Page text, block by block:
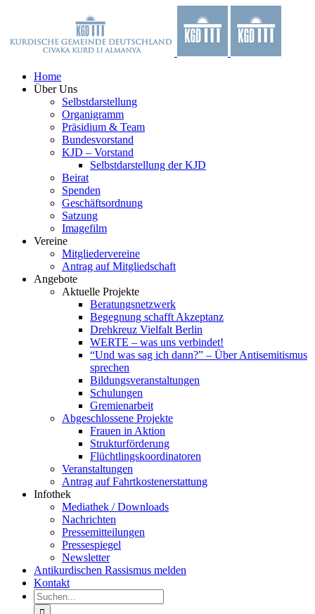
springen
Home
Über Uns
Selbstdarstellung
Organigramm
Präsidium & Team
Bundesvorstand
KJD – Vorstand
Selbstdarstellung der KJD
Beirat
Spenden
Geschäftsordnung
Satzung
Imagefilm
Vereine
Mitgliedervereine
Antrag auf Mitgliedschaft
Angebote
Aktuelle Projekte
Beratungsnetzwerk
Begegnung schafft Akzeptanz
Drehkreuz Vielfalt Berlin
WERTE – was uns verbindet!
“Und was sag ich dann?” – Über Antisemitismus
sprechen
Bildungsveranstaltungen
Schulungen
Gremienarbeit
Abgeschlossene Projekte
Frauen in Aktion
Strukturförderung
Flüchtlingskoordinatoren
Veranstaltungen
Antrag auf Fahrtkostenerstattung
Infothek
Mediathek / Downloads
Nachrichten
Pressemitteilungen
Pressespiegel
Newsletter
Antikurdischen Rassismus melden
Kontakt
Suche
nach: